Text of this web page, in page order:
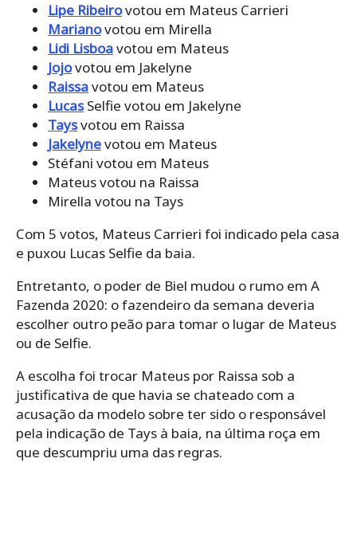
Lipe Ribeirovotou em Mateus Carrieri
Marianovotou em Mirella
Lidi Lisboavotou em Mateus
Jojovotou em Jakelyne
Raissavotou em Mateus
LucasSelfie votou em Jakelyne
Taysvotou em Raissa
Jakelynevotou em Mateus
Stéfani votou em Mateus
Mateus votou na Raissa
Mirella votou na Tays
Com 5 votos, Mateus Carrieri foi indicado pela casa
e puxou Lucas Selfie da baia.
Entretanto, o poder de Biel mudou o rumo em A
Fazenda 2020: o fazendeiro da semana deveria
escolher outro peão para tomar o lugar de Mateus
ou de Selfie.
A escolha foi trocar Mateus por Raissa sob a
justificativa de que havia se chateado com a
acusação da modelo sobre ter sido o responsável
pela indicação de Tays à baia, na última roça em
que descumpriu uma das regras.